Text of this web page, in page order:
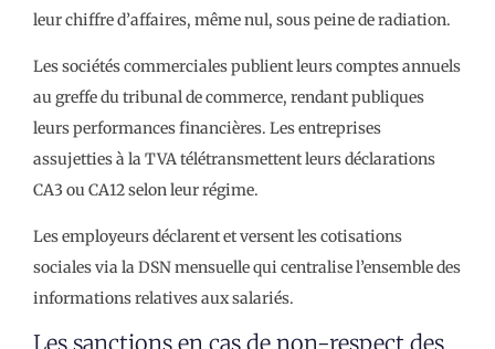
leur chiffre d’affaires, même nul, sous peine de radiation.
Les sociétés commerciales publient leurs comptes annuels
au greffe du tribunal de commerce, rendant publiques
leurs performances financières. Les entreprises
assujetties à la TVA télétransmettent leurs déclarations
CA3 ou CA12 selon leur régime.
Les employeurs déclarent et versent les cotisations
sociales via la DSN mensuelle qui centralise l’ensemble des
informations relatives aux salariés.
Les sanctions en cas de non-respect des